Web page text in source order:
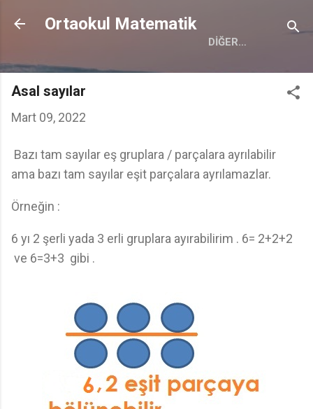
Ana içeriğe atla
Ortaokul Matematik
DIĞER…
Asal sayılar
Mart 09, 2022
Bazı tam sayılar eş gruplara / parçalara ayrılabilir
ama bazı tam sayılar eşit parçalara ayrılamazlar.
Örneğin :
6 yı 2 şerli yada 3 erli gruplara ayırabilirim . 6= 2+2+2
ve 6=3+3 gibi .